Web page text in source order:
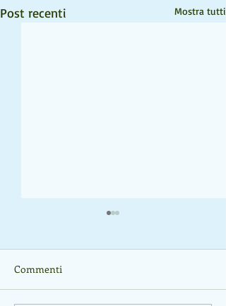
Post recenti Mostra tutti
Commenti